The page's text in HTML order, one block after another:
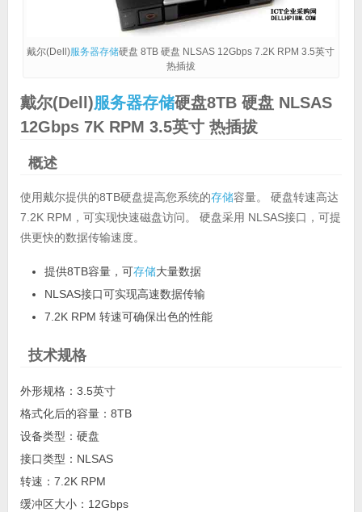
戴尔(Dell)服务器存储硬盘 8TB 硬盘 NLSAS 12Gbps 7.2K RPM 3.5英寸
热插拔
戴尔(Dell)服务器存储硬盘8TB 硬盘 NLSAS
12Gbps 7K RPM 3.5英寸 热插拔
概述
使用戴尔提供的8TB硬盘提高您系统的存储容量。 硬盘转速高达
7.2K RPM，可实现快速磁盘访问。 硬盘采用 NLSAS接口，可提
供更快的数据传输速度。
提供8TB容量，可存储大量数据
NLSAS接口可实现高速数据传输
7.2K RPM 转速可确保出色的性能
技术规格
外形规格：3.5英寸
格式化后的容量：8TB
设备类型：硬盘
接口类型：NLSAS
转速：7.2K RPM
缓冲区大小：12Gbps